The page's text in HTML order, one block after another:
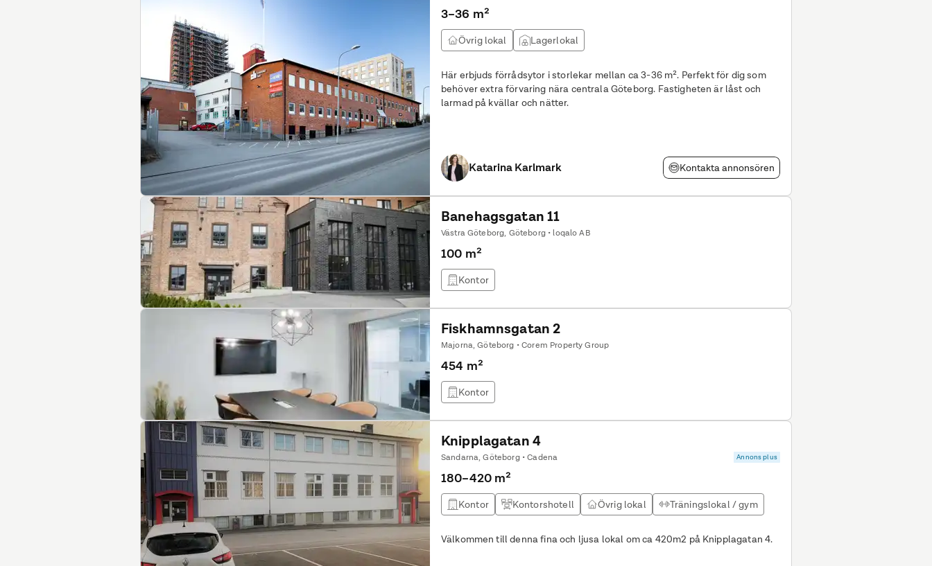
3–36 m²
Övrig lokal Lagerlokal
Här erbjuds förrådsytor i storlekar mellan ca 3-36 m². Perfekt för dig som
behöver extra förvaring nära centrala Göteborg. Fastigheten är låst och
larmad på kvällar och nätter.
Katarina Karlmark Kontakta annonsören
Banehagsgatan 11
Västra Göteborg, Göteborg • loqalo AB
100 m²
Kontor
Fiskhamnsgatan 2
Majorna, Göteborg • Corem Property Group
454 m²
Kontor
Knipplagatan 4
Sandarna, Göteborg • Cadena Annons plus
180–420 m²
Kontor Kontorshotell Övrig lokal Träningslokal / gym
Välkommen till denna fina och ljusa lokal om ca 420m2 på Knipplagatan 4.